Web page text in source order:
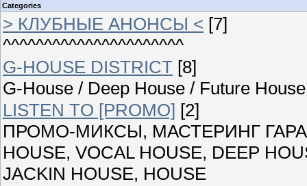
Categories
> КЛУБНЫЕ АНОНСЫ < [7]
^^^^^^^^^^^^^^^^^^^^^^
G-HOUSE DISTRICT [8]
G-House / Deep House / Future
LISTEN TO [PROMO] [2]
ПРОМО-МИКСЫ, МАСТЕРИНГ
HOUSE, VOCAL HOUSE, DEEP
JACKIN HOUSE, HOUSE